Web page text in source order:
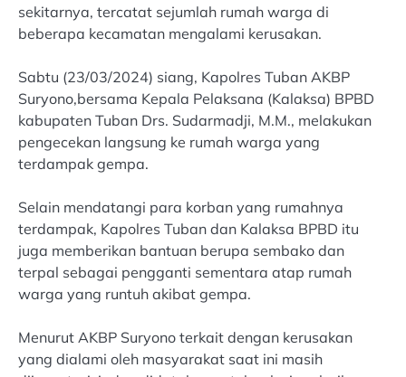
sekitarnya, tercatat sejumlah rumah warga di
beberapa kecamatan mengalami kerusakan.
Sabtu (23/03/2024) siang, Kapolres Tuban AKBP
Suryono,bersama Kepala Pelaksana (Kalaksa) BPBD
kabupaten Tuban Drs. Sudarmadji, M.M., melakukan
pengecekan langsung ke rumah warga yang
terdampak gempa.
Selain mendatangi para korban yang rumahnya
terdampak, Kapolres Tuban dan Kalaksa BPBD itu
juga memberikan bantuan berupa sembako dan
terpal sebagai pengganti sementara atap rumah
warga yang runtuh akibat gempa.
Menurut AKBP Suryono terkait dengan kerusakan
yang dialami oleh masyarakat saat ini masih